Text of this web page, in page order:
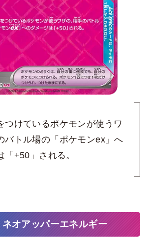
つけているポケモンが使うワ
バトル場の「ポケモンex」へ
「+50」される。
ネオアッパーエネルギー